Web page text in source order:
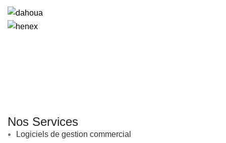
Nos Services
Logiciels de gestion commercial